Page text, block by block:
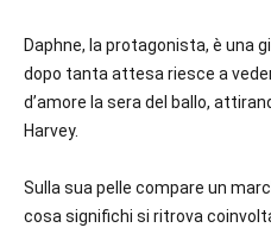
Daphne, la protagonista, è una
dopo tanta attesa riesce a
d’amore la sera del ballo,
Harvey.
Sulla sua pelle compare un
cosa significhi si ritrova